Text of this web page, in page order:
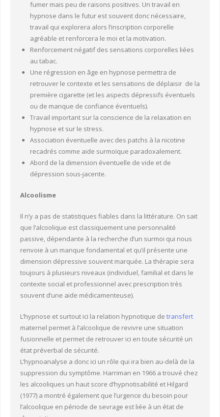
fumer mais peu de raisons positives. Un travail en
hypnose dans le futur est souvent donc nécessaire,
travail qui explorera alors l’inscription corporelle
agréable et renforcera le moi et la motivation.
Renforcement négatif des sensations corporelles liées
au tabac.
Une régression en âge en hypnose permettra de
retrouver le contexte et les sensations de déplaisir de la
première cigarette (et les aspects dépressifs éventuels
ou de manque de confiance éventuels).
Travail important sur la conscience de la relaxation en
hypnose et sur le stress.
Association éventuelle avec des patchs à la nicotine
recadrés comme aide surmoïque paradoxalement.
Abord de la dimension éventuelle de vide et de
dépression sous-jacente.
Alcoolisme
Il n’y a pas de statistiques fiables dans la littérature. On sait
que l’alcoolique est classiquement une personnalité
passive, dépendante à la recherche d’un surmoi qui nous
renvoie à un manque fondamental et qu’il présente une
dimension dépressive souvent marquée. La thérapie sera
toujours à plusieurs niveaux (individuel, familial et dans le
contexte social et professionnel avec prescription très
souvent d’une aide médicamenteuse).
L’hypnose et surtout ici la relation hypnotique de transfert
maternel permet à l’alcoolique de revivre une situation
fusionnelle et permet de retrouver ici en toute sécurité un
état préverbal de sécurité.
L’hypnoanalyse a donc ici un rôle qui ira bien au-delà de la
suppression du symptôme. Harriman en 1966 a trouvé chez
les alcooliques un haut score d’hypnotisabilité et Hilgard
(1977) a montré également que l’urgence du besoin pour
l’alcoolique en période de sevrage est liée à un état de